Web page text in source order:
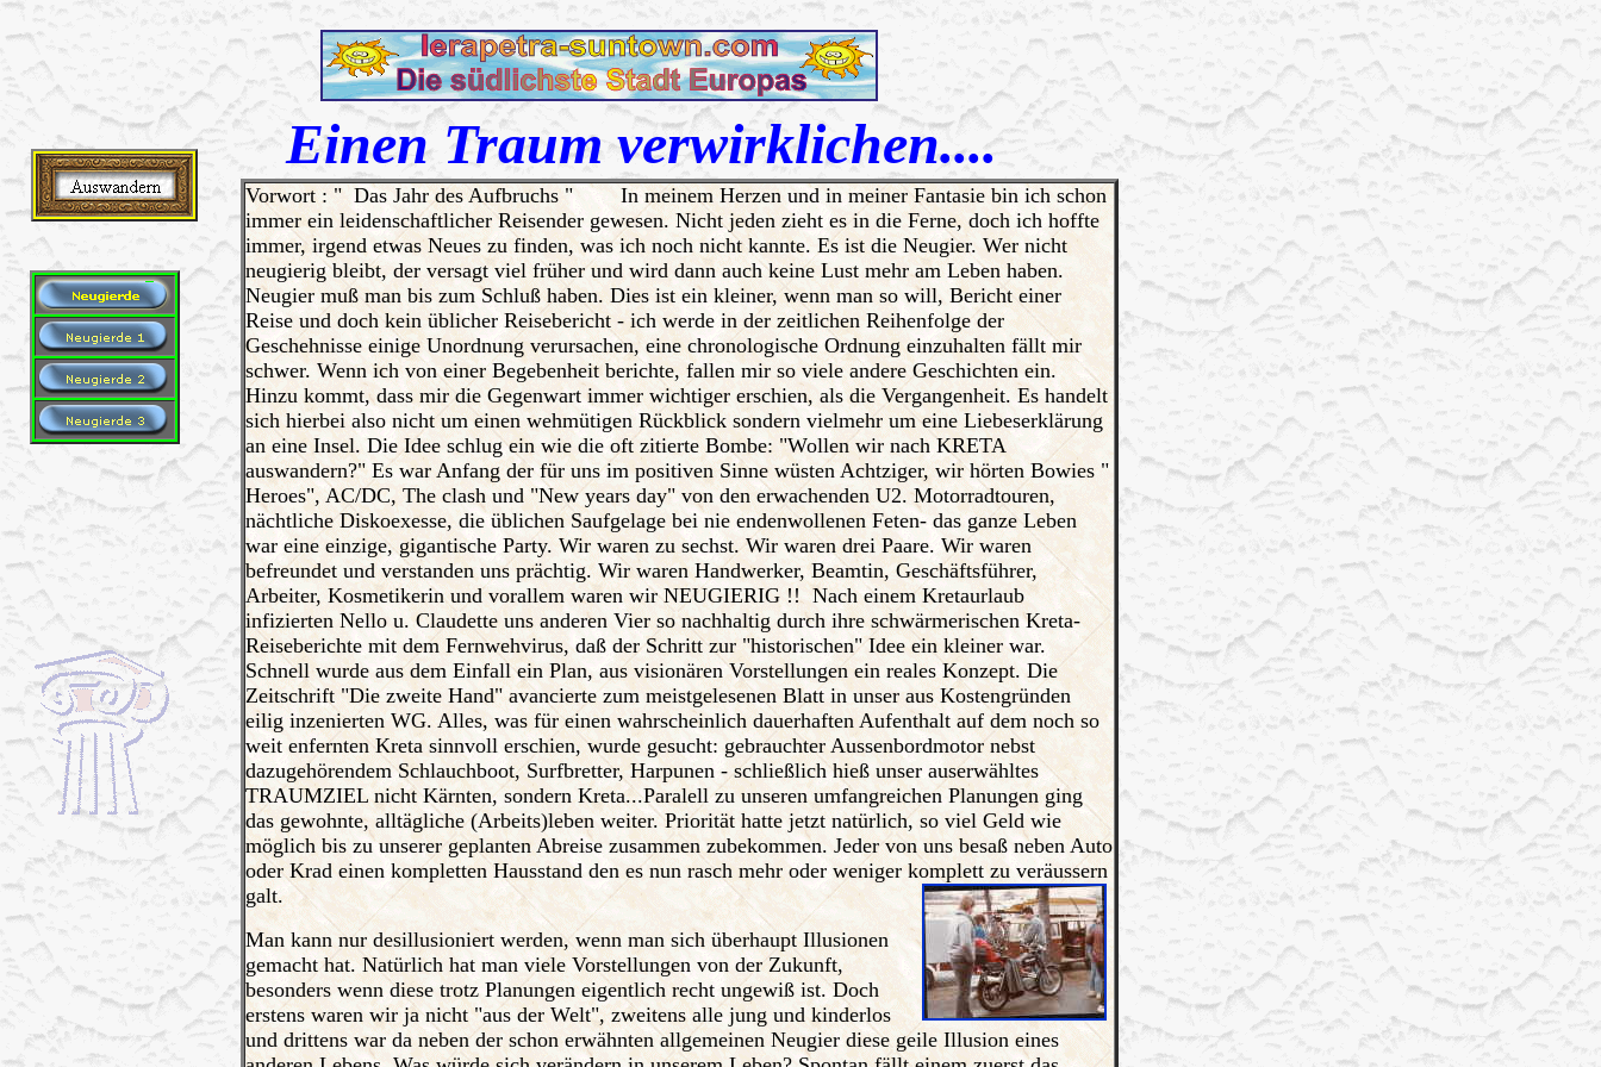
Einen Traum verwirklichen....
Vorwort : " Das Jahr des Aufbruchs " In meinem Herzen und in meiner Fantasie bin ich schon
immer ein leidenschaftlicher Reisender gewesen. Nicht jeden zieht es in die Ferne, doch ich hoffte
immer, irgend etwas Neues zu finden, was ich noch nicht kannte. Es ist die Neugier. Wer nicht
neugierig bleibt, der versagt viel früher und wird dann auch keine Lust mehr am Leben haben.
Neugier muß man bis zum Schluß haben. Dies ist ein kleiner, wenn man so will, Bericht einer
Reise und doch kein üblicher Reisebericht - ich werde in der zeitlichen Reihenfolge der
Geschehnisse einige Unordnung verursachen, eine chronologische Ordnung einzuhalten fällt mir
schwer. Wenn ich von einer Begebenheit berichte, fallen mir so viele andere Geschichten ein.
Hinzu kommt, dass mir die Gegenwart immer wichtiger erschien, als die Vergangenheit. Es handelt
sich hierbei also nicht um einen wehmütigen Rückblick sondern vielmehr um eine Liebeserklärung
an eine Insel. Die Idee schlug ein wie die oft zitierte Bombe: "Wollen wir nach KRETA
auswandern?" Es war Anfang der für uns im positiven Sinne wüsten Achtziger, wir hörten Bowies "
Heroes", AC/DC, The clash und "New years day" von den erwachenden U2. Motorradtouren,
nächtliche Diskoexesse, die üblichen Saufgelage bei nie endenwollenen Feten- das ganze Leben
war eine einzige, gigantische Party. Wir waren zu sechst. Wir waren drei Paare. Wir waren
befreundet und verstanden uns prächtig. Wir waren Handwerker, Beamtin, Geschäftsführer,
Arbeiter, Kosmetikerin und vorallem waren wir NEUGIERIG !! Nach einem Kretaurlaub
infizierten Nello u. Claudette uns anderen Vier so nachhaltig durch ihre schwärmerischen Kreta-
Reiseberichte mit dem Fernwehvirus, daß der Schritt zur "historischen" Idee ein kleiner war.
Schnell wurde aus dem Einfall ein Plan, aus visionären Vorstellungen ein reales Konzept. Die
Zeitschrift "Die zweite Hand" avancierte zum meistgelesenen Blatt in unser aus Kostengründen
eilig inzenierten WG. Alles, was für einen wahrscheinlich dauerhaften Aufenthalt auf dem noch so
weit enfernten Kreta sinnvoll erschien, wurde gesucht: gebrauchter Aussenbordmotor nebst
dazugehörendem Schlauchboot, Surfbretter, Harpunen - schließlich hieß unser auserwähltes
TRAUMZIEL nicht Kärnten, sondern Kreta...Paralell zu unseren umfangreichen Planungen ging
das gewohnte, alltägliche (Arbeits)leben weiter. Priorität hatte jetzt natürlich, so viel Geld wie
möglich bis zu unserer geplanten Abreise zusammen zubekommen. Jeder von uns besaß neben Auto
oder Krad einen kompletten Hausstand den es nun rasch mehr oder weniger komplett zu veräussern
galt.
Man kann nur desillusioniert werden, wenn man sich überhaupt Illusionen
gemacht hat. Natürlich hat man viele Vorstellungen von der Zukunft,
besonders wenn diese trotz Planungen eigentlich recht ungewiß ist. Doch
erstens waren wir ja nicht "aus der Welt", zweitens alle jung und kinderlos
und drittens war da neben der schon erwähnten allgemeinen Neugier diese geile Illusion eines